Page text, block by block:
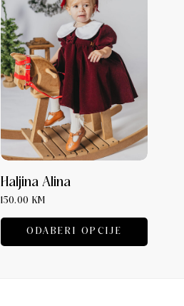
Haljina Alina
150.00KM
ODABERI OPCIJE